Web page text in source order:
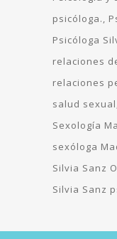
psicóloga.
Psicóloga
relaciones
relaciones
salud sexual
Sexología
sexóloga
Silvia Sanz
Silvia Sanz